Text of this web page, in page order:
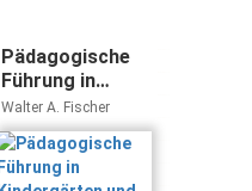
Pädagogische
Führung in
Kindergärten
und anderen
pädagogischen
und sozialen
Walter A. Fischer